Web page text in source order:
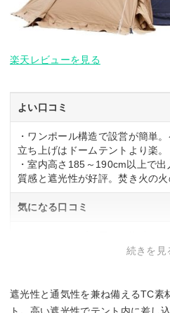
楽天レビューを見る
よい口コミ
・ワンポール構造で設営が簡単
立ち上げはドームテントより楽。
・室内高さ185～190cm以上で
質感と遮光性が好評。焚き火の火
気になる口コミ
位置の調整が必要になる場合が
続きを見
遮光性と通気性を兼ね備えるTC素